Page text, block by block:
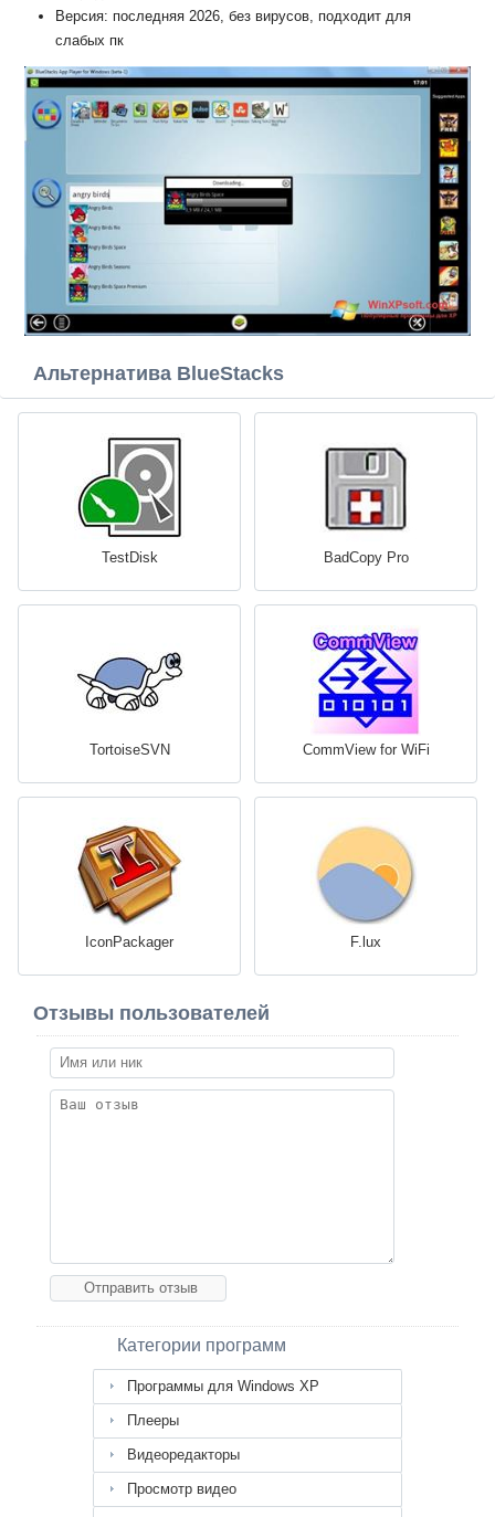
Версия: последняя 2026, без вирусов, подходит для
слабых пк
Альтернатива BlueStacks
TestDisk BadCopy Pro
TortoiseSVN CommView for WiFi
IconPackager F.lux
Отзывы пользователей
Категории программ
Программы для Windows XP
Плееры
Видеоредакторы
Просмотр видео